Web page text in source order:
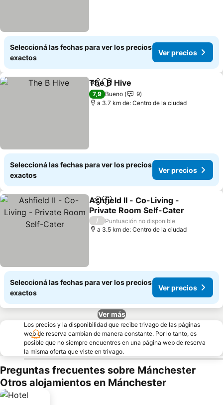
Seleccioná las fechas para ver los precios
exactos
Ver precios
Compartir
Añadir a favoritos
The B Hive
7,9 Bueno
9
a 3.7 km de: Centro de la ciudad
Seleccioná las fechas para ver los precios
exactos
Ver precios
CompartirAñadir a favoritos
Ashfield II - Co-Living -
Private Room Self-Cater
/
Puntuación no disponible
a 3.5 km de: Centro de la ciudad
Seleccioná las fechas para ver los precios
exactos
Ver precios
Ver más
Los precios y la disponibilidad que recibe trivago de las páginas
web de reserva cambian de manera constante. Por lo tanto, es
posible que no siempre encuentres en una página web de reserva
la misma oferta que viste en trivago.
Preguntas frecuentes sobre Mánchester
Otros alojamientos en Mánchester